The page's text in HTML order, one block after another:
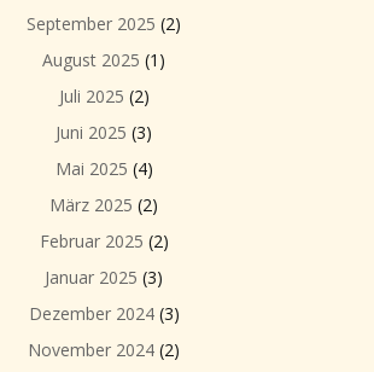
September 2025 (2)
August 2025 (1)
Juli 2025 (2)
Juni 2025 (3)
Mai 2025 (4)
März 2025 (2)
Februar 2025 (2)
Januar 2025 (3)
Dezember 2024(3)
November 2024 (2)